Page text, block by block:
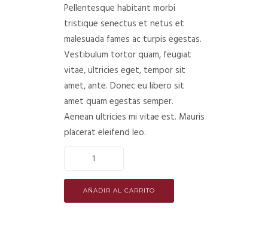
Pellentesque habitant morbi
tristique senectus et netus et
malesuada fames ac turpis egestas.
Vestibulum tortor quam, feugiat
vitae, ultricies eget, tempor sit
amet, ante. Donec eu libero sit
amet quam egestas semper.
Aenean ultricies mi vitae est. Mauris
placerat eleifend leo.
AÑADIR AL CARRITO